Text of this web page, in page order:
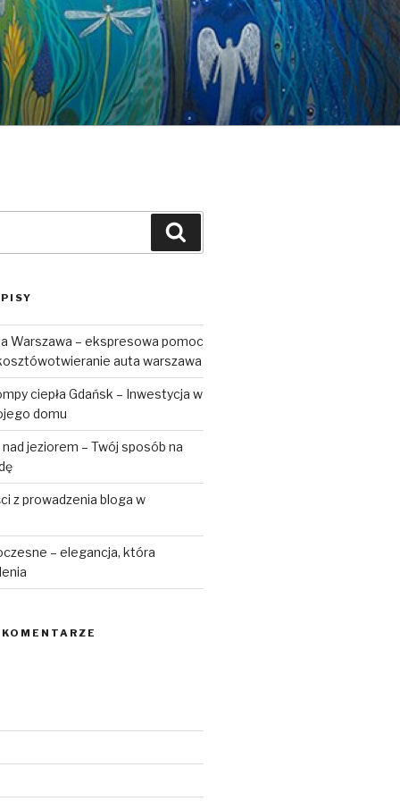
Warszawa – ekspresowa pomoc
auta warszawa
ciepła Gdańsk – Inwestycja w
domu
jeziorem – Twój sposób na
z prowadzenia bloga w
– elegancja, która